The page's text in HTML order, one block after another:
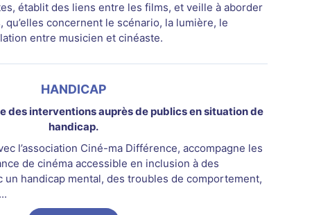
établit des liens entre les films, et veille à aborder
concernent le scénario, la lumière, le
entre musicien et cinéaste.
HANDICAP
des interventions auprès de publics en situation de
handicap.
l’association Ciné-ma Différence, accompagne les
de cinéma accessible en inclusion à des
un handicap mental, des troubles de comportement,